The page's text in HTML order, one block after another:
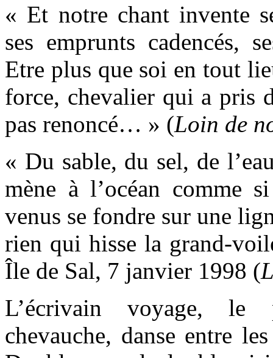
« Et notre chant invente
ses emprunts cadencés,
Etre plus que soi en tout
force, chevalier qui a pris
pas renoncé… » (Loin de
« Du sable, du sel, de
mène à l’océan comme
venus se fondre sur une
rien qui hisse la grand-
Île de Sal, 7 janvier 1998 (
L’écrivain voyage, le
chevauche, danse entre